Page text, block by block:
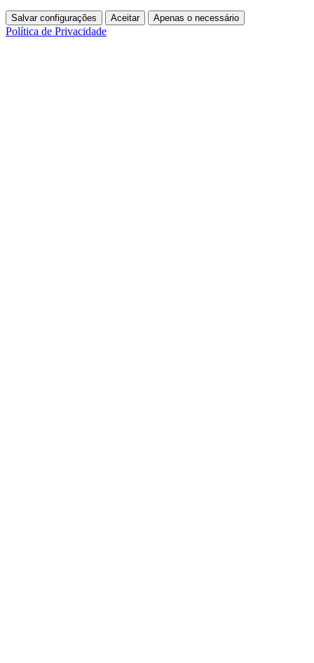
Salvar configurações Aceitar Apenas o necessário
Política de Privacidade